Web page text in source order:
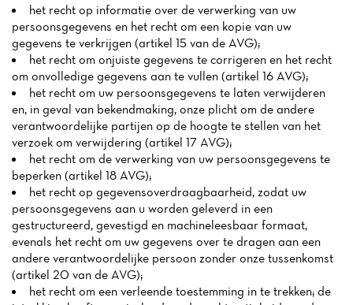
het recht op informatie over de verwerking van uw
persoonsgegevens en het recht om een kopie van uw
gegevens te verkrijgen (artikel 15 van de AVG);
het recht om onjuiste gegevens te corrigeren en het recht
om onvolledige gegevens aan te vullen (artikel 16 AVG);
het recht om uw persoonsgegevens te laten verwijderen
en, in geval van bekendmaking, onze plicht om de andere
verantwoordelijke partijen op de hoogte te stellen van het
verzoek om verwijdering (artikel 17 AVG);
het recht om de verwerking van uw persoonsgegevens te
beperken (artikel 18 AVG);
het recht op gegevensoverdraagbaarheid, zodat uw
persoonsgegevens aan u worden geleverd in een
gestructureerd, gevestigd en machineleesbaar formaat,
evenals het recht om uw gegevens over te dragen aan een
andere verantwoordelijke persoon zonder onze tussenkomst
(artikel 20 van de AVG);
het recht om een verleende toestemming in te trekken; de